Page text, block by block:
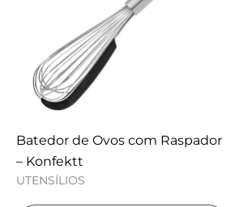
Mini Polvilhador – Konfektt
UTENSÍLIOS